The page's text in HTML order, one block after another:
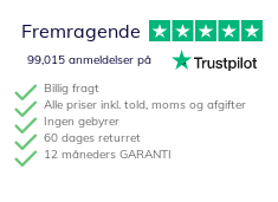
Billig fragt
Alle priser inkl. told, moms og afgifter
Ingen gebyrer
60 dages returret
12 måneders GARANTI
Fremragende
99,015 anmeldelser på